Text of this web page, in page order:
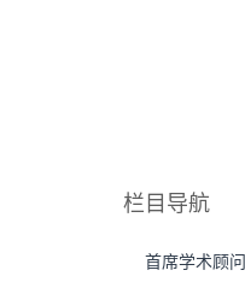
栏目导航
首席学术顾问